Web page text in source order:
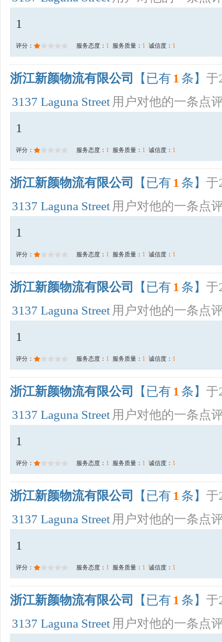
1
评分： 服务态度： 1 服务质量： 1 诚信度： 1
浙江新颜物流有限公司 【已有 1 条】 于
3137 Laguna Street 用户对他的一条点
1
评分： 服务态度： 1 服务质量： 1 诚信度： 1
浙江新颜物流有限公司 【已有 1 条】 于
3137 Laguna Street 用户对他的一条点
1
评分： 服务态度： 1 服务质量： 1 诚信度： 1
浙江新颜物流有限公司 【已有 1 条】 于
3137 Laguna Street 用户对他的一条点
1
评分： 服务态度： 1 服务质量： 1 诚信度： 1
浙江新颜物流有限公司 【已有 1 条】 于
3137 Laguna Street 用户对他的一条点
1
评分： 服务态度： 1 服务质量： 1 诚信度： 1
浙江新颜物流有限公司 【已有 1 条】 于
3137 Laguna Street 用户对他的一条点
1
评分： 服务态度： 1 服务质量： 1 诚信度： 1
浙江新颜物流有限公司 【已有 1 条】 于
3137 Laguna Street 用户对他的一条点